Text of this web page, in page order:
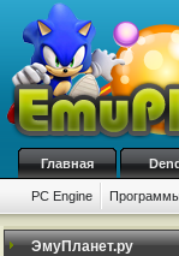
Главная
PC Engine Программы
ЭмуПланет.ру